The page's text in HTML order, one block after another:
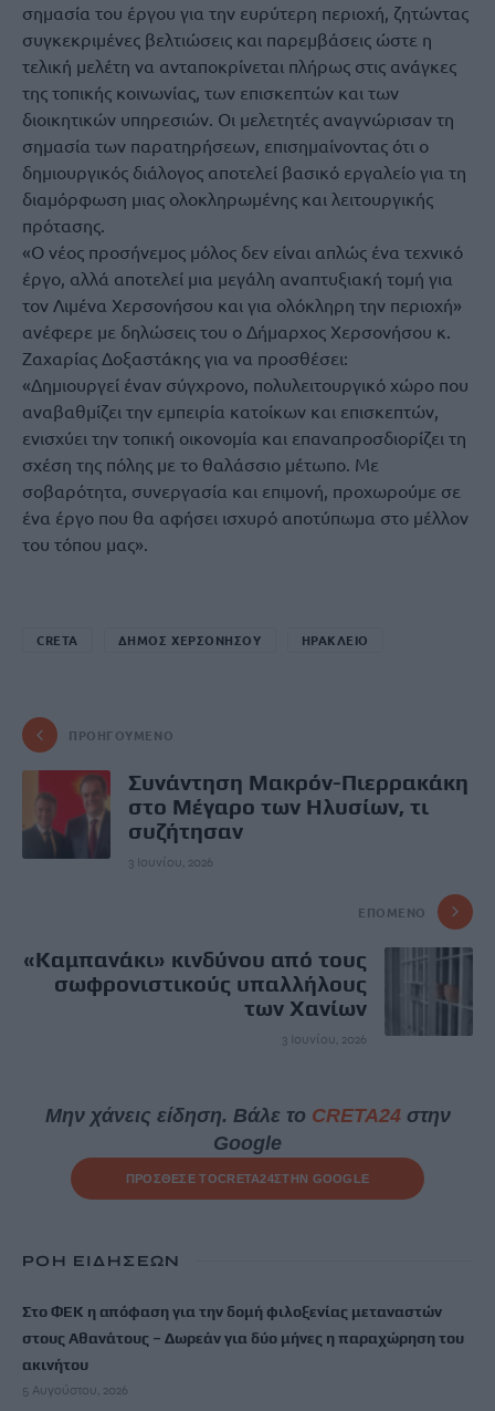
σημασία του έργου για την ευρύτερη περιοχή, ζητώντας
συγκεκριμένες βελτιώσεις και παρεμβάσεις ώστε η
τελική μελέτη να ανταποκρίνεται πλήρως στις ανάγκες
της τοπικής κοινωνίας, των επισκεπτών και των
διοικητικών υπηρεσιών. Οι μελετητές αναγνώρισαν τη
σημασία των παρατηρήσεων, επισημαίνοντας ότι ο
δημιουργικός διάλογος αποτελεί βασικό εργαλείο για τη
διαμόρφωση μιας ολοκληρωμένης και λειτουργικής
πρότασης.
«Ο νέος προσήνεμος μόλος δεν είναι απλώς ένα τεχνικό
έργο, αλλά αποτελεί μια μεγάλη αναπτυξιακή τομή για
τον Λιμένα Χερσονήσου και για ολόκληρη την περιοχή»
ανέφερε με δηλώσεις του ο Δήμαρχος Χερσονήσου κ.
Ζαχαρίας Δοξαστάκης για να προσθέσει:
«Δημιουργεί έναν σύγχρονο, πολυλειτουργικό χώρο που
αναβαθμίζει την εμπειρία κατοίκων και επισκεπτών,
ενισχύει την τοπική οικονομία και επαναπροσδιορίζει τη
σχέση της πόλης με το θαλάσσιο μέτωπο. Με
σοβαρότητα, συνεργασία και επιμονή, προχωρούμε σε
ένα έργο που θα αφήσει ισχυρό αποτύπωμα στο μέλλον
του τόπου μας».
CRETA ΔΗΜΟΣ ΧΕΡΣΟΝΗΣΟΥ ΗΡΑΚΛΕΙΟ
ΠΡΟΗΓΟΎΜΕΝΟ
Συνάντηση Μακρόν-Πιερρακάκη
στο Μέγαρο των Ηλυσίων, τι
συζήτησαν
3 Ιουνίου, 2026
ΕΠΌΜΕΝΟ
«Καμπανάκι» κινδύνου από τους
σωφρονιστικούς υπαλλήλους
των Χανίων
3 Ιουνίου, 2026
Μην χάνεις είδηση. Βάλε το CRETA24στην
Google
ΠΡΟΣΘΕΣΕ ΤΟCRETA24ΣΤΗΝ GOOGLE
ΡΟΗ ΕΙΔΗΣΕΩΝ
Στο ΦΕΚ η απόφαση για την δομή φιλοξενίας μεταναστών
στους Αθανάτους – Δωρεάν για δύο μήνες η παραχώρηση του
ακινήτου
5 Αυγούστου, 2026